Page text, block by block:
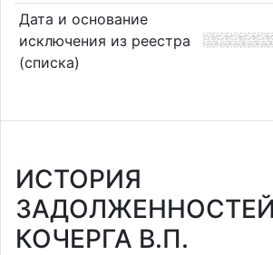
Дата и основание
исключения из реестра
(списка)
ИСТОРИЯ
КОЧЕРГА В.П.